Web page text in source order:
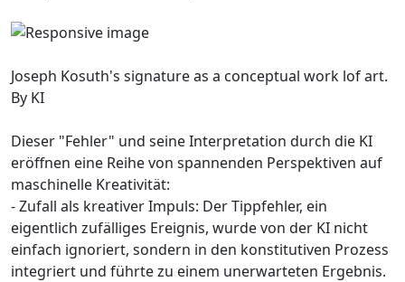
Joseph Kosuth's signature as a conceptual work lof art.
By KI
Dieser "Fehler" und seine Interpretation durch die KI
eröffnen eine Reihe von spannenden Perspektiven auf
maschinelle Kreativität:
- Zufall als kreativer Impuls: Der Tippfehler, ein
eigentlich zufälliges Ereignis, wurde von der KI nicht
einfach ignoriert, sondern in den konstitutiven Prozess
integriert und führte zu einem unerwarteten Ergebnis.